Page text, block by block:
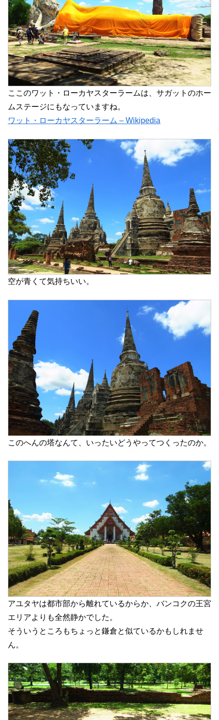
ここのワット・ローカヤスターラームは、サガットのホー
ムステージにもなっていますね。
ワット・ローカヤスターラーム – Wikipedia
空が青くて気持ちいい。
このへんの塔なんて、いったいどうやってつくったのか。
アユタヤは都市部から離れているからか、バンコクの王宮
エリアよりも全然静かでした。
そういうところもちょっと鎌倉と似ているかもしれませ
ん。